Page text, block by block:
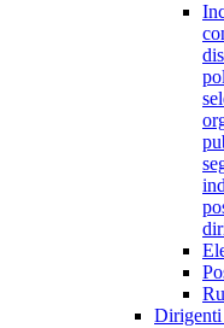
Dirigenti